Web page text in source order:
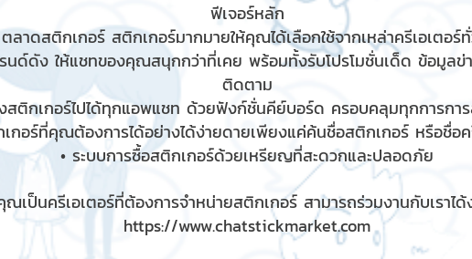
ฟีเจอร์หลัก
ลาดสติกเกอร์ สติกเกอร์มากมายให้คุณได้เลือกใช้จากเหล่าครีเอเตอร์
นด์ดัง ให้แชทของคุณสนุกกว่าที่เคย พร้อมทั้งรับโปรโมชั่นเด็ด ข้อมูล
ติดตาม
สติกเกอร์ไปได้ทุกแอพแชท ด้วยฟังก์ชั่นคีย์บอร์ด ครอบคลุมทุกการกา
กอร์ที่คุณต้องการได้อย่างได้ง่ายดายเพียงแค่ค้นชื่อสติกเกอร์ หรือชื่อค
• ระบบการซื้อสติกเกอร์ด้วยเหรียญที่สะดวกและปลอดภัย
ณเป็นครีเอเตอร์ที่ต้องการจำหน่ายสติกเกอร์ สามารถร่วมงานกับเราไ
https://www.chatstickmarket.com